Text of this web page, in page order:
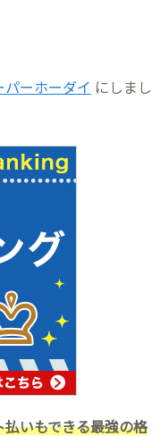
ーホーダイ にしまし
いもできる最強の格